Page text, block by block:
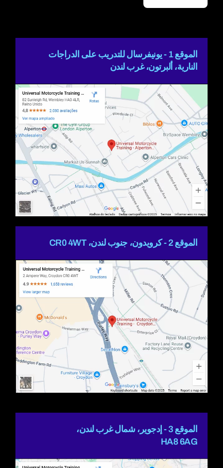
الموقع 1 - يونيفرسال للتدريب على الدراجات
النارية، ألبرتون، غرب لندن
الموقع 2 - كرويدون، جنوب لندن، CR0 4WT
الموقع 3 - إدجوير، شمال غرب لندن،
HA8 6AG